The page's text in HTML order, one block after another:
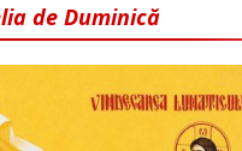
de Duminică